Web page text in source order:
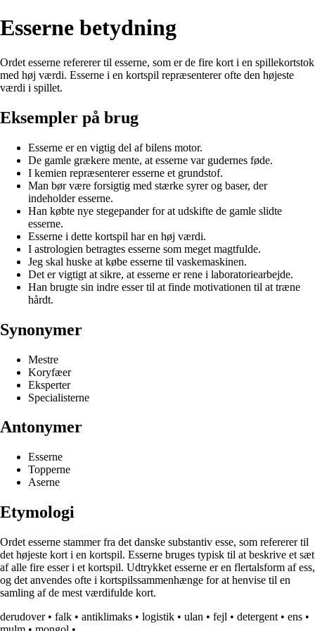
Esserne betydning
Ordet esserne refererer til esserne, som er de fire kort i en spillekortstok
med høj værdi. Esserne i en kortspil repræsenterer ofte den højeste
værdi i spillet.
Eksempler på brug
Esserne er en vigtig del af bilens motor.
De gamle grækere mente, at esserne var gudernes føde.
I kemien repræsenterer esserne et grundstof.
Man bør være forsigtig med stærke syrer og baser, der
indeholder esserne.
Han købte nye stegepander for at udskifte de gamle slidte
esserne.
Esserne i dette kortspil har en høj værdi.
I astrologien betragtes esserne som meget magtfulde.
Jeg skal huske at købe esserne til vaskemaskinen.
Det er vigtigt at sikre, at esserne er rene i laboratoriearbejde.
Han brugte sin indre esser til at finde motivationen til at træne
hårdt.
Synonymer
Mestre
Koryfæer
Eksperter
Specialisterne
Antonymer
Esserne
Topperne
Aserne
Etymologi
Ordet esserne stammer fra det danske substantiv esse, som refererer til
det højeste kort i en kortspil. Esserne bruges typisk til at beskrive et sæt
af alle fire esser i et kortspil. Udtrykket esserne er en flertalsform af ess,
og det anvendes ofte i kortspilssammenhænge for at henvise til en
samling af de mest værdifulde kort.
derudover• falk • antiklimaks • logistik • ulan • fejl • detergent • ens •